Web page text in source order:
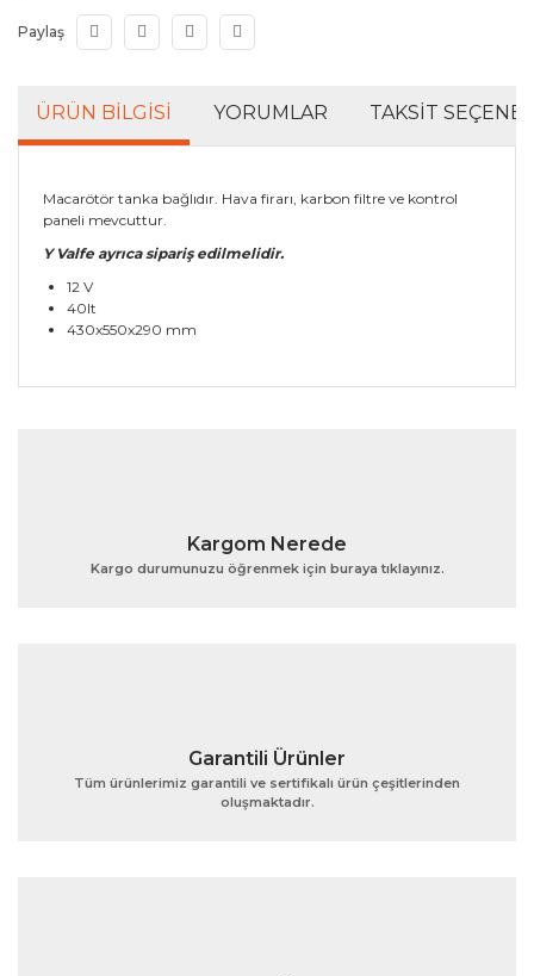
Paylaş
ÜRÜN BILGISI YORUMLAR TAKSIT
Macarötör tanka bağlıdır. Hava firarı, karbon filtre ve kontrol
paneli mevcuttur.
Y Valfe ayrıca sipariş edilmelidir.
12 V
40lt
430x550x290 mm
Bu ürünün fiyat bilgisi, resim, ürün açıklamalarında ve
Ürün açıklamasında eksik bilgiler bulunuyor.
Gönder
Kargom Nerede
Kargo durumunuzu öğrenmek için buraya tıklayınız.
Garantili Ürünler
Tüm ürünlerimiz garantili ve sertifikalı ürün çeşitlerinden
oluşmaktadır.